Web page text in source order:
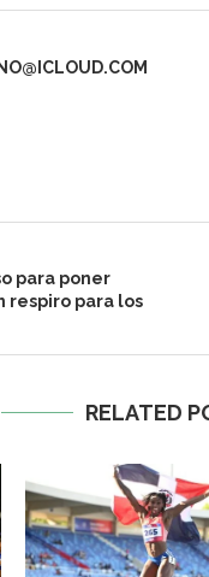
para poner
respiro para los
RELATED